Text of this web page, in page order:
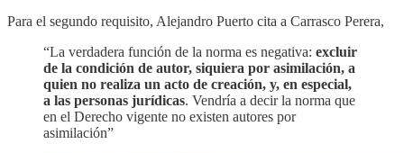
Para el segundo requisito, Alejandro Puerto cita a Carrasco Perera,
“La verdadera función de la norma es negativa: excluir
de la condición de autor, siquiera por asimilación, a
quien no realiza un acto de creación, y, en especial,
a las personas jurídicas. Vendría a decir la norma que
en el Derecho vigente no existen autores por
asimilación”